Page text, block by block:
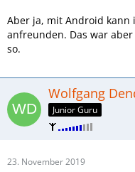
Aber ja, mit Android kann
anfreunden. Das war
so.
Wolfgang
Junior Guru
23. November 2019